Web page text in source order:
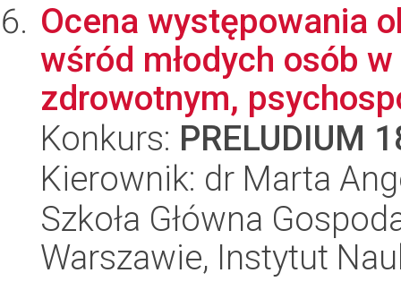
Ocena występowania
wśród młodych osób
zdrowotnym,
Konkurs: PRELUDIUM
Kierownik: dr Marta
Szkoła Główna
Warszawie, Instytut